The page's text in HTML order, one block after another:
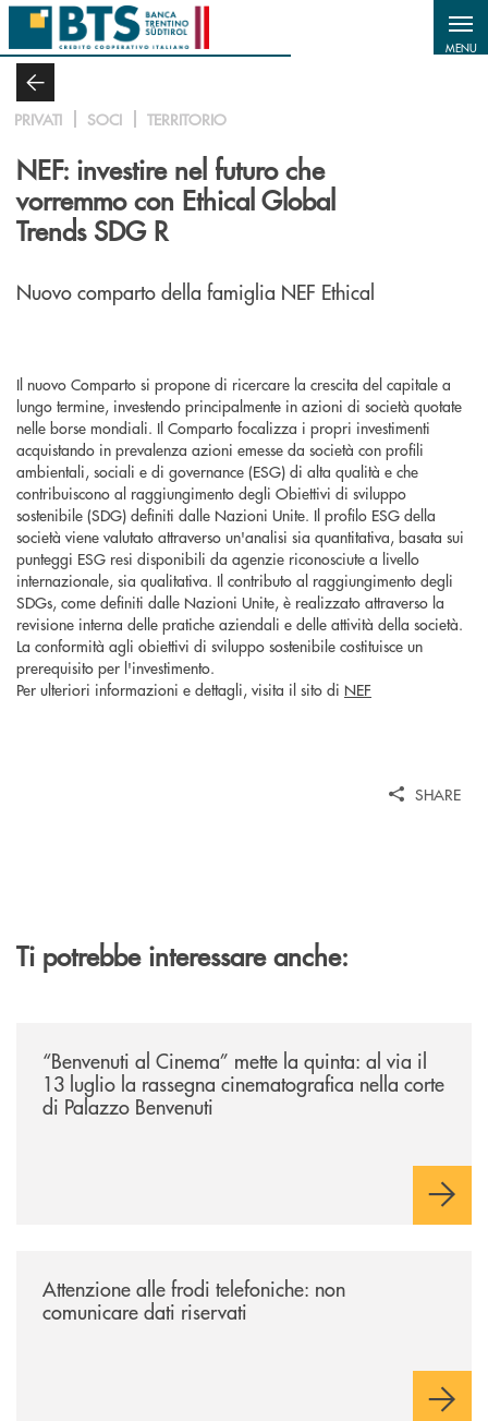
Salta al contenuto principale
MENU
PRIVATI SOCI TERRITORIO
NEF: investire nel futuro che
vorremmo con Ethical Global
Trends SDG R
Nuovo comparto della famiglia NEF Ethical
Il nuovo Comparto si propone di ricercare la crescita del capitale a
lungo termine, investendo principalmente in azioni di società quotate
nelle borse mondiali. Il Comparto focalizza i propri investimenti
acquistando in prevalenza azioni emesse da società con profili
ambientali, sociali e di governance (ESG) di alta qualità e che
contribuiscono al raggiungimento degli Obiettivi di sviluppo
sostenibile (SDG) definiti dalle Nazioni Unite. Il profilo ESG della
società viene valutato attraverso un'analisi sia quantitativa, basata sui
punteggi ESG resi disponibili da agenzie riconosciute a livello
internazionale, sia qualitativa. Il contributo al raggiungimento degli
SDGs, come definiti dalle Nazioni Unite, è realizzato attraverso la
revisione interna delle pratiche aziendali e delle attività della società.
La conformità agli obiettivi di sviluppo sostenibile costituisce un
prerequisito per l'investimento.
Per ulteriori informazioni e dettagli, visita il sito di NEF
SHARE
Ti potrebbe interessare anche:
“Benvenuti al Cinema” mette la quinta: al via il
13 luglio la rassegna cinematografica nella corte
di Palazzo Benvenuti
Attenzione alle frodi telefoniche: non
comunicare dati riservati